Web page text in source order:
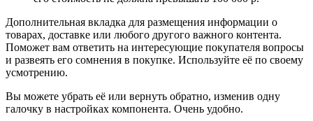
Дополнительная вкладка для размещения информации о
товарах, доставке или любого другого важного контента.
Поможет вам ответить на интересующие покупателя вопросы
и развеять его сомнения в покупке. Используйте её по своему
усмотрению.
Вы можете убрать её или вернуть обратно, изменив одну
галочку в настройках компонента. Очень удобно.